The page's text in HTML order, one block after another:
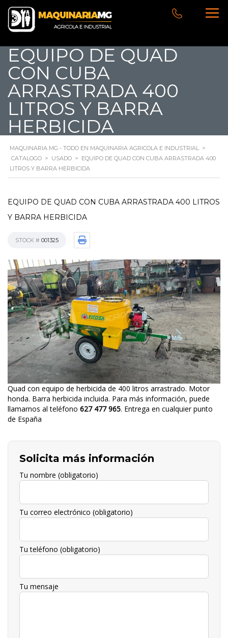
EQUIPO DE QUAD
CON CUBA
ARRASTRADA 400
LITROS Y BARRA
HERBICIDA
MAQUINARIA MG - TODO EN MAQUINARIA AGRICOLA E INDUSTRIAL >
CATALOGO > USADO > EQUIPO DE QUAD CON CUBA ARRASTRADA 400
LITROS Y BARRA HERBICIDA
EQUIPO DE QUAD CON CUBA ARRASTRADA 400 LITROS
Y BARRA HERBICIDA
STOCK # 001325
Quad con equipo de herbicida de 400 litros arrastrado. Motor
honda. Barra herbicida incluida. Para más información, puede
llamarnos al teléfono 627 477 965. Entrega en cualquier punto
de España
Solicita más información
Tu nombre (obligatorio)
Tu correo electrónico (obligatorio)
Tu teléfono (obligatorio)
Tu mensaje